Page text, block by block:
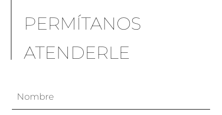
PERMÍTANOS
ATENDERLE